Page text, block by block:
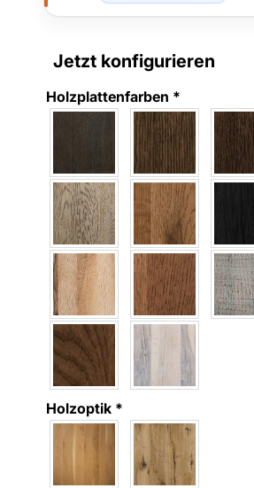
Jetzt konfigurieren
Holzplattenfarben *
Holzoptik *